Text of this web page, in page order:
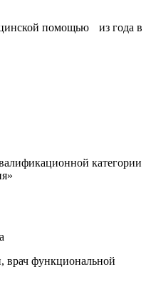
помощью из года в
категории
врач функциональной